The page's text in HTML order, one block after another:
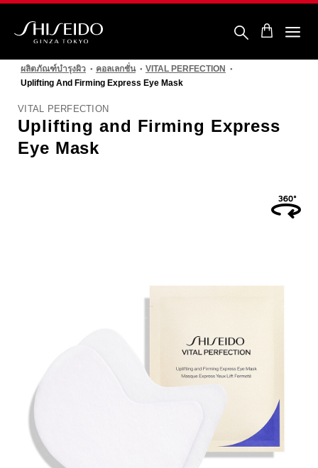
ข้าม
เซ
โด้ผลิตภัณฑ์บำรุงผิว คอลเลกชั่น
VITAL PERFECTION
Uplifting And Firming Express Eye Mask
VITAL PERFECTION
Uplifting and Firming Express
Eye Mask